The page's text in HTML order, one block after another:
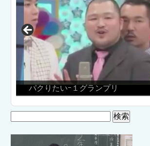
パクりたいｰ１グランプリ